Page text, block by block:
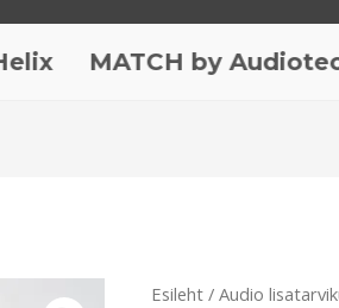
MATCH by Audiotec
Esileht /Audio